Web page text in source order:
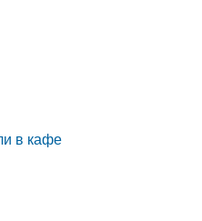
в кафе